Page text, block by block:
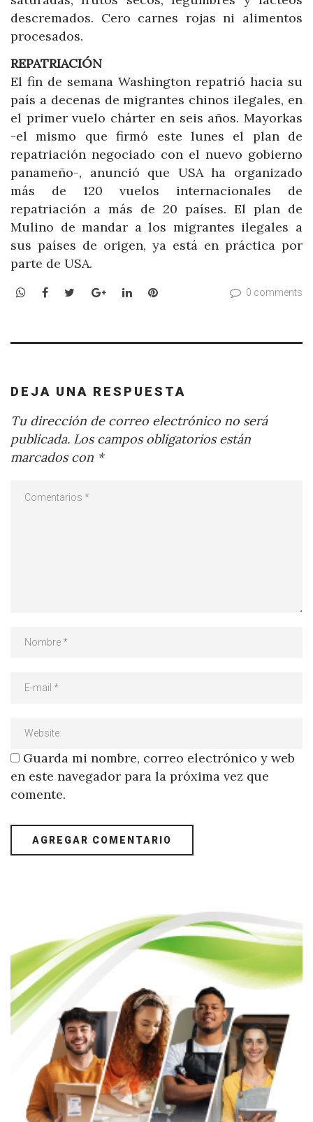
descremados. Cero carnes rojas ni alimentos
procesados.
REPATRIACIÓN
El fin de semana Washington repatrió hacia su
país a decenas de migrantes chinos ilegales, en
el primer vuelo chárter en seis años. Mayorkas
-el mismo que firmó este lunes el plan de
repatriación negociado con el nuevo gobierno
panameño-, anunció que USA ha organizado
más de 120 vuelos internacionales de
repatriación a más de 20 países. El plan de
Mulino de mandar a los migrantes ilegales a
sus países de origen, ya está en práctica por
parte de USA.
WhatsApp
Facebook
TwitterGoogle+LinkedInPinterest 0 comments
DEJA UNA RESPUESTA
Tu dirección de correo electrónico no será
publicada. Los campos obligatorios están
marcados con *
Guarda mi nombre, correo electrónico y web
en este navegador para la próxima vez que
comente.